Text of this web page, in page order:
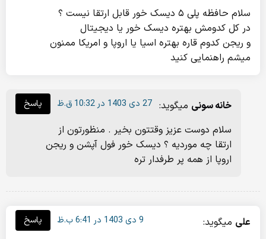
سلام حافظه پلی ۵ دیسک خور قابل ارتقا نیست ؟
در کل کدومش بهتره دیسک خور یا دیجیتال
و ریجن کدوم قاره بهتره اسیا یا اروپا و امریکا ممنون
میشم راهنمایی کنید
خانه سونی میگوید:
سلام دوست عزیز وقتتون بخیر . منظورتون از
ارتقا چه موردیه ؟ دیسک خور فول آپشن و ریجن
اروپا از همه پر طرفدار تره
27 دی 1403 در 10:32 ق.ظ پاسخ
علی میگوید:
9 دی 1403 در 6:41 ب.ظ پاسخ